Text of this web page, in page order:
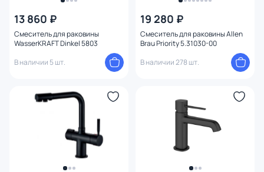
13 860 ₽
Смеситель для раковины
WasserKRAFT Dinkel 5803
В наличии 5 шт.
19 280 ₽
Смеситель для раковины Allen
Brau Priority 5.31030-00
В наличии 278 шт.